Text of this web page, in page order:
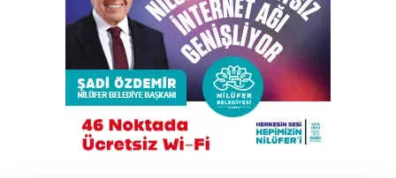
Uludağ'da çıkan orman yangını söndürüldü
Ahbap Derneği yönetimine kayyum atandı
Almanya'da Ren Nehri'nde kuraklık alarmı